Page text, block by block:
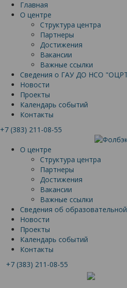
Главная
О центре
Структура центра
Партнеры
Достижения
Вакансии
Важные ссылки
Сведения о ГАУ ДО НСО
Новости
Проекты
Календарь событий
Контакты
+7 (383) 211-08-55
О центре
Структура центра
Партнеры
Достижения
Вакансии
Важные ссылки
Сведения об
Новости
Проекты
Календарь событий
Контакты
+7 (383) 211-08-55